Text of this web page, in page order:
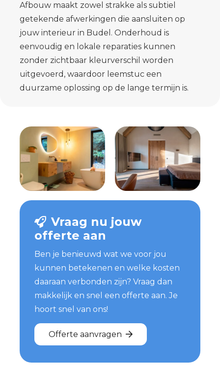
Afbouw maakt zowel strakke als subtiel
getekende afwerkingen die aansluiten op
jouw interieur in Budel. Onderhoud is
eenvoudig en lokale reparaties kunnen
zonder zichtbaar kleurverschil worden
uitgevoerd, waardoor leemstuc een
duurzame oplossing op de lange termijn is.
Vraag nu jouw
offerte aan
Ben je benieuwd wat we voor jou
kunnen betekenen en welke kosten
daaraan verbonden zijn? Vraag dan
makkelijk en snel een offerte aan. Je
hoort snel van ons!
Offerte aanvragen